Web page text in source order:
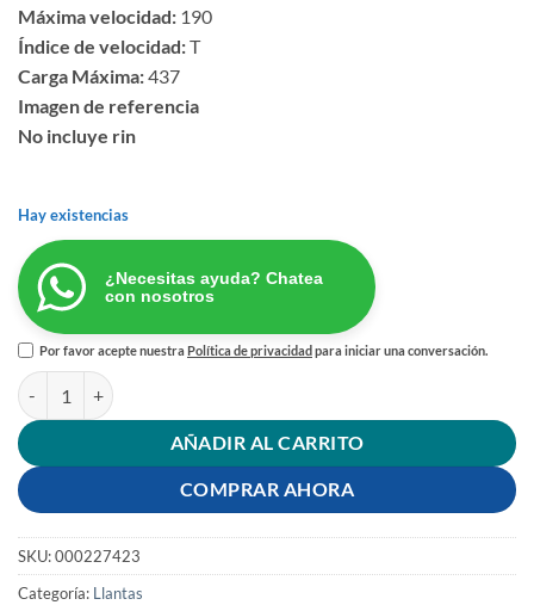
Máxima velocidad: 190
Índice de velocidad:T
Carga Máxima:437
Imagen de referencia
No incluye rin
Hay existencias
¿Necesitas ayuda? Chatea
con nosotros
Por favor acepte nuestraPolítica de privacidadpara iniciar una conversación.
LLANTA 165/60 RIN 14 75H GL-72 GALLANT cantidad
AÑADIR AL CARRITO
COMPRAR AHORA
SKU:000227423
Categoría: Llantas